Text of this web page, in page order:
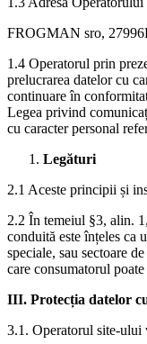
FROGMAN sro,
1.4 Operatorul prin
prelucrarea datelor cu
continuare în
Legea privind
cu caracter personal
Legături
2.1 Aceste principii și
2.2 În temeiul §3, alin.
conduită este înțeles ca
speciale, sau sectoare
care consumatorul
III. Protecția datelor
3.1. Operatorul site-ului